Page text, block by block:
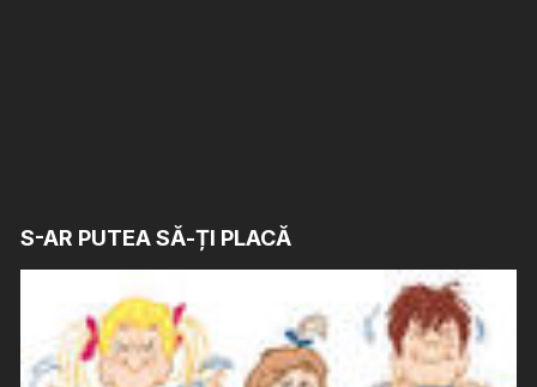
S-AR PUTEA SĂ-ȚI PLACĂ